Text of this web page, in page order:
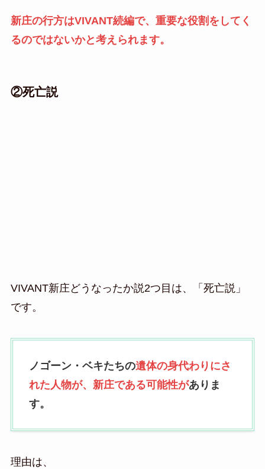
新庄の行方はVIVANT続編で、重要な役割をしてく
るのではないかと考えられます。
②死亡説
VIVANT新庄どうなったか説2つ目は、「死亡説」
です。
ノゴーン・ベキたちの遺体の身代わりにさ
れた人物が、新庄である可能性がありま
す。
理由は、